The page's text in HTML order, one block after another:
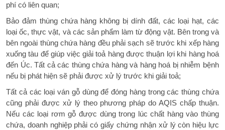
phí có liên quan;
Bảo đảm thùng chứa hàng không bị dính đất, các loại hạt, các
loại ốc, thực vật, và các sản phẩm làm từ động vật. Bên trong và
bên ngoài thùng chứa hàng đều phải sạch sẽ trước khi xếp hàng
xuống tàu để giúp việc giải toả hàng được thuận lợi khi hàng hoá
đến Úc. Tất cả các thùng chứa hàng và hàng hoá bị nhiễm bệnh
nếu bị phát hiện sẽ phải được xử lý trước khi giải toả;
Tất cả các loại ván gỗ dùng để đóng hàng trong các thùng chứa
cũng phải được xử lý theo phương pháp do AQIS chấp thuận.
Nếu các loại rơm gỗ được dùng trong lúc chất hàng vào thùng
chứa, doanh nghiệp phải có giấy chứng nhận xử lý còn hiệu lực